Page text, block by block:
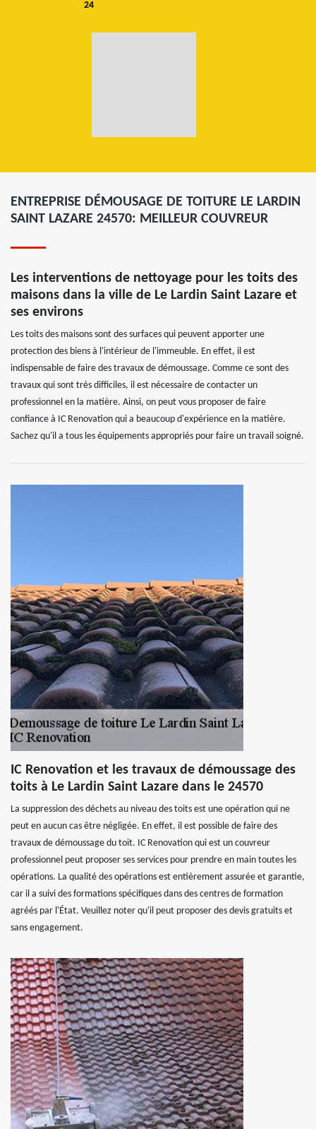
24
ENTREPRISE DÉMOUSAGE DE TOITURE LE LARDIN
SAINT LAZARE 24570: MEILLEUR COUVREUR
Les interventions de nettoyage pour les toits des
maisons dans la ville de Le Lardin Saint Lazare et
ses environs
Les toits des maisons sont des surfaces qui peuvent apporter une
protection des biens à l'intérieur de l'immeuble. En effet, il est
indispensable de faire des travaux de démoussage. Comme ce sont des
travaux qui sont très difficiles, il est nécessaire de contacter un
professionnel en la matière. Ainsi, on peut vous proposer de faire
confiance à IC Renovation qui a beaucoup d'expérience en la matière.
Sachez qu'il a tous les équipements appropriés pour faire un travail soigné.
IC Renovation et les travaux de démoussage des
toits à Le Lardin Saint Lazare dans le 24570
La suppression des déchets au niveau des toits est une opération qui ne
peut en aucun cas être négligée. En effet, il est possible de faire des
travaux de démoussage du toit. IC Renovation qui est un couvreur
professionnel peut proposer ses services pour prendre en main toutes les
opérations. La qualité des opérations est entièrement assurée et garantie,
car il a suivi des formations spécifiques dans des centres de formation
agréés par l'État. Veuillez noter qu'il peut proposer des devis gratuits et
sans engagement.